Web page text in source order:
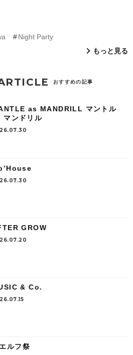
Night Party
もっと見る
おすすめの記事
as MANDRILL マントル
マンドリル
GROW
& Co.
ルフ祭